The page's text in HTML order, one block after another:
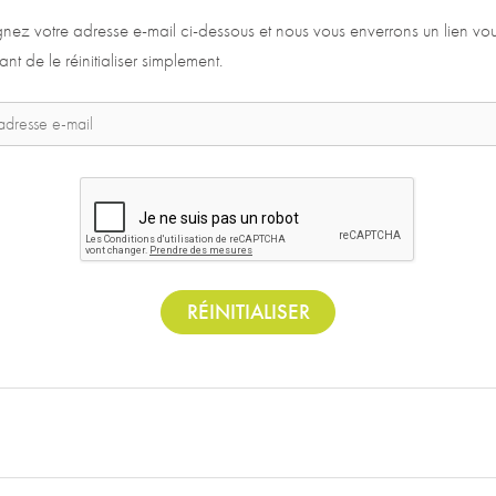
votre adresse e-mail ci-dessous et nous vous enverrons un lien
de le réinitialiser simplement.
RÉINITIALISER